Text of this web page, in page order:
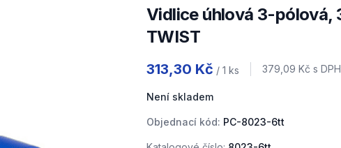
vidlice úhlová 3-pólová, 32A / 230V, 6h, IP44, TURBO
TWIST
313,30 Kč / 1 ks Cena s DPH
379,09 Kč s DPH
Není skladem
Objednací kód: PC-8023-6tt